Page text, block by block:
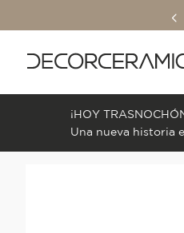
¡HOY
Una nueva historia